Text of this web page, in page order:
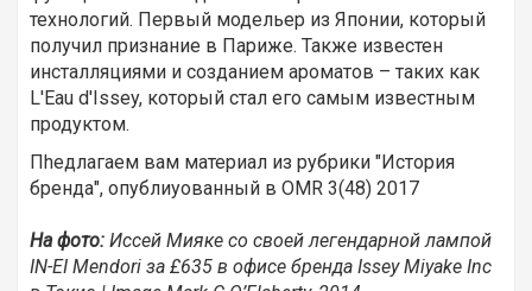
технологий. Первый модельер из Японии, который
получил признание в Париже. Также известен
инсталляциями и созданием ароматов – таких как
L'Eau d'Issey, который стал его самым известным
продуктом.
Пhедлагаем вам материал из рубрики "История
бренда", опублиуованный в OMR 3(48) 2017
На фото: Иссей Мияке со своей легендарной лампой
IN-EI Mendori за £635 в офисе бренда Issey Miyake Inc